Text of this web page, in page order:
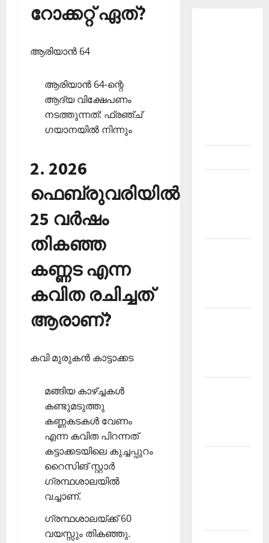
റോക്കറ്റ് ഏത്?
ആരിയാന്‍ 64
ആരിയാന്‍ 64-ന്റെ
ആദ്യ വിക്ഷേപണം
നടത്തുന്നത്: ഫ്രഞ്ച്
ഗയാനയില്‍ നിന്നും
2. 2026
ഫെബ്രുവരിയില്‍
25 വര്‍ഷം
തികഞ്ഞ
കണ്ണട എന്ന
കവിത രചിച്ചത്
ആരാണ്?
കവി മുരുകന്‍ കാട്ടാക്കട
മങ്ങിയ കാഴ്ച്ചകള്‍
കണ്ടുമടുത്തു
കണ്ണകടകള്‍ വേണം
എന്ന കവിത പിറന്നത്
കട്ടാക്കടയിലെ കുച്ചപ്പുറം
റൈസിങ് സ്റ്റാര്‍
ഗ്രന്ഥശാലയില്‍
വച്ചാണ്.
ഗ്രന്ഥശാലയ്ക്ക് 60
വയസ്സും തികഞ്ഞു.